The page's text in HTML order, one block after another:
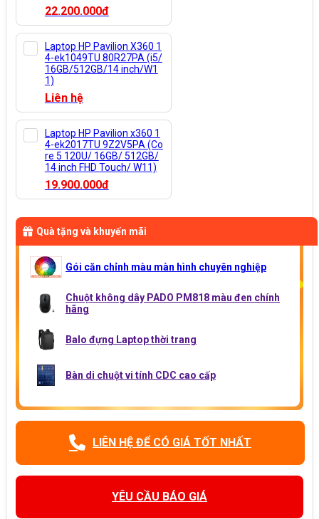
22.200.000đ
Laptop HP Pavilion X360 1
4-ek1049TU 80R27PA (i5/
16GB/512GB/14 inch/W1
1)
Liên hệ
Laptop HP Pavilion x360 1
4-ek2017TU 9Z2V5PA (Co
re 5 120U/ 16GB/ 512GB/
14 inch FHD Touch/ W11)
19.900.000đ
Quà tặng và khuyến mãi
Gói căn chỉnh màu màn hình chuyên nghiệp
Chuột không dây PADO PM818 màu đen chính
hãng
Balo đựng Laptop thời trang
Bàn di chuột vi tính CDC cao cấp
LIÊN HỆ ĐỂ CÓ GIÁ TỐT NHẤT
YÊU CẦU BÁO GIÁ